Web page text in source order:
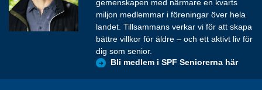
gemenskapen med närmare en kvarts
miljon medlemmar i föreningar över hela
landet. Tillsammans verkar vi för att skapa
bättre villkor för äldre – och ett aktivt liv för
dig som senior.
Bli medlem i SPF Seniorerna här